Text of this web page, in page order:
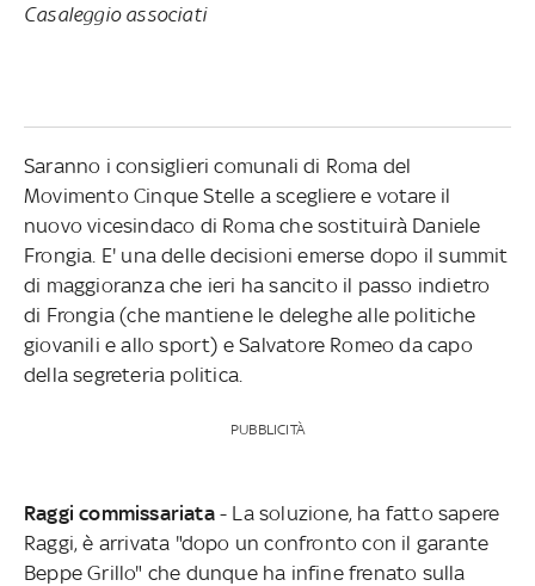
Casaleggio associati
Saranno i consiglieri comunali di Roma del
Movimento Cinque Stelle a scegliere e votare il
nuovo vicesindaco di Roma che sostituirà Daniele
Frongia. E' una delle decisioni emerse dopo il summit
di maggioranza che ieri ha sancito il passo indietro
di Frongia (che mantiene le deleghe alle politiche
giovanili e allo sport) e Salvatore Romeo da capo
della segreteria politica.
PUBBLICITÀ
Raggi commissariata- La soluzione, ha fatto sapere
Raggi, è arrivata "dopo un confronto con il garante
Beppe Grillo" che dunque ha infine frenato sulla